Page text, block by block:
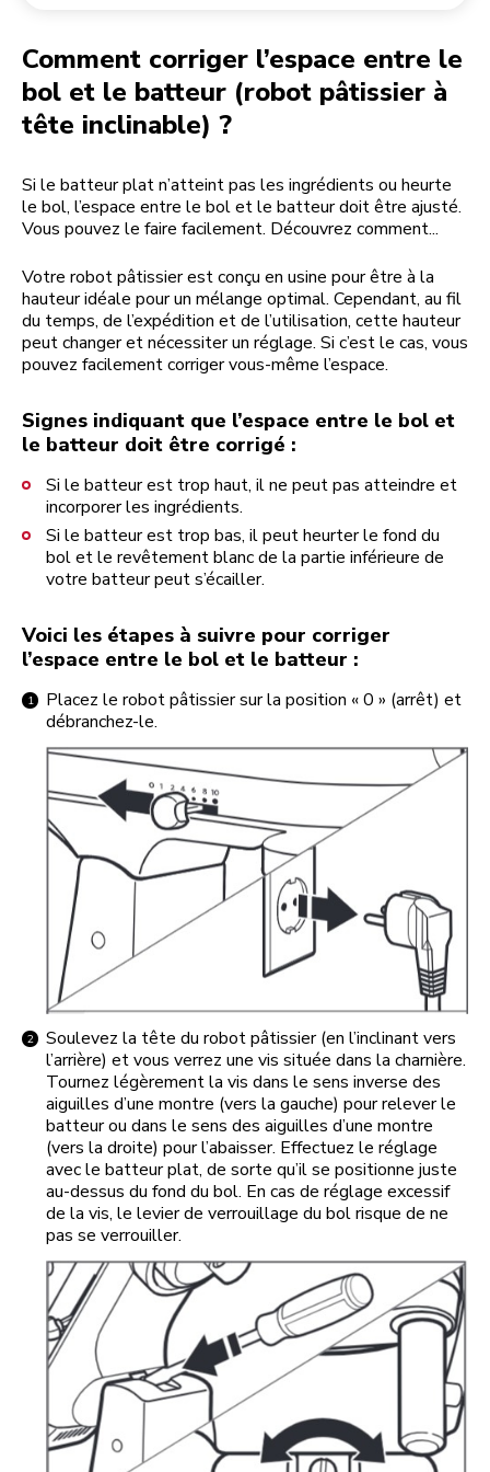
Comment corriger l’espace entre le
bol et le batteur (robot pâtissier à
tête inclinable) ?
Si le batteur plat n’atteint pas les ingrédients ou heurte
le bol, l’espace entre le bol et le batteur doit être ajusté.
Vous pouvez le faire facilement. Découvrez comment...
Votre robot pâtissier est conçu en usine pour être à la
hauteur idéale pour un mélange optimal. Cependant, au fil
du temps, de l’expédition et de l’utilisation, cette hauteur
peut changer et nécessiter un réglage. Si c’est le cas, vous
pouvez facilement corriger vous-même l’espace.
Signes indiquant que l’espace entre le bol et
le batteur doit être corrigé :
Si le batteur est trop haut, il ne peut pas atteindre et
incorporer les ingrédients.
Si le batteur est trop bas, il peut heurter le fond du
bol et le revêtement blanc de la partie inférieure de
votre batteur peut s’écailler.
Voici les étapes à suivre pour corriger
l’espace entre le bol et le batteur :
Placez le robot pâtissier sur la position « 0 » (arrêt) et
débranchez-le.
Soulevez la tête du robot pâtissier (en l’inclinant vers
l’arrière) et vous verrez une vis située dans la charnière.
Tournez légèrement la vis dans le sens inverse des
aiguilles d’une montre (vers la gauche) pour relever le
batteur ou dans le sens des aiguilles d’une montre
(vers la droite) pour l’abaisser. Effectuez le réglage
avec le batteur plat, de sorte qu’il se positionne juste
au-dessus du fond du bol. En cas de réglage excessif
de la vis, le levier de verrouillage du bol risque de ne
pas se verrouiller.